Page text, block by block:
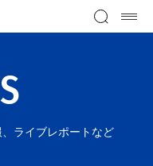
ライブレポートなど